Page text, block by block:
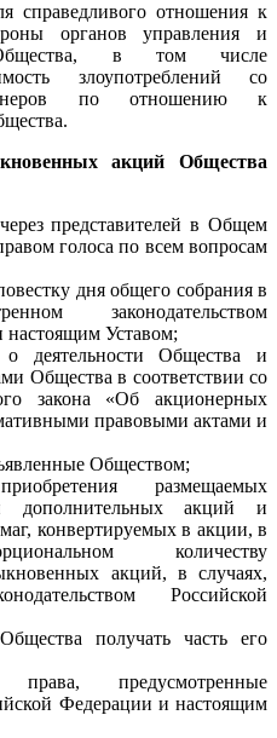
справедливого отношения к
органов управления и
в том числе
злоупотреблений со
по отношению к
акций Общества
представителей в Общем
голоса по всем вопросам
дня общего собрания в
законодательством
настоящим Уставом;
деятельности Общества и
Общества в соответствии со
закона «Об акционерных
правовыми актами и
Обществом;
размещаемых
дополнительных акций и
конвертируемых в акции, в
количеству
акций, в случаях,
Российской
получать часть его
предусмотренные
Федерации и настоящим